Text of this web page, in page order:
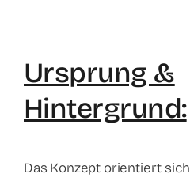
Ursprung &
Hintergrund:
Das Konzept orientiert